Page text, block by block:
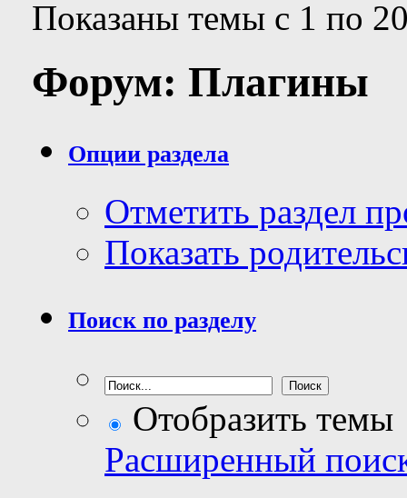
Показаны темы с 1 по
Форум: Плагины
Опции раздела
Отметить раздел
Показать
Поиск по разделу
Отобразить темы
Расширенный